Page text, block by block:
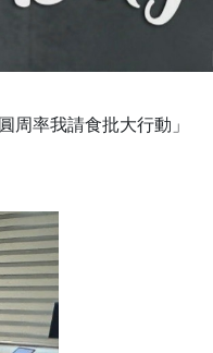
周率我請食批大行動」